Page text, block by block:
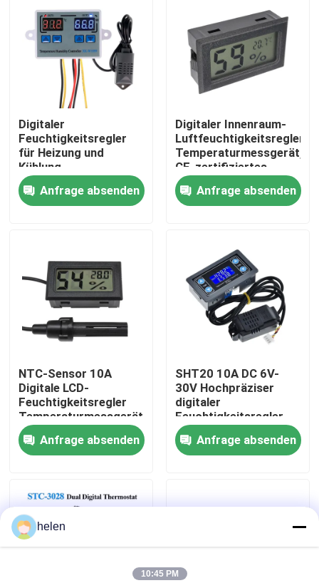
Zu Hause
Über uns
Werksbesichtigung
Kontaktieren Sie uns
Neuigkeiten
Blog
Verstärker-Board-Modul
Digitaler
Feuchtigkeitsregler
für Heizung und
Kühlung,
Temperaturmessgerät,
Eierinkubator-
Steuerungssystem
Anfrage absenden
Digitaler Innenraum-
Luftfeuchtigkeitsregler,
Temperaturmessgerät,
CE-zertifiziertes
Anfrage absenden
NTC-Sensor 10A
Digitale LCD-
Feuchtigkeitsregler
Temperaturmessgerät
Anfrage absenden
SHT20 10A DC 6V-
30V Hochpräziser
digitaler
Feuchtigkeitsregler
Temperatursensor
Anfrage absenden
helen
10:45 PM